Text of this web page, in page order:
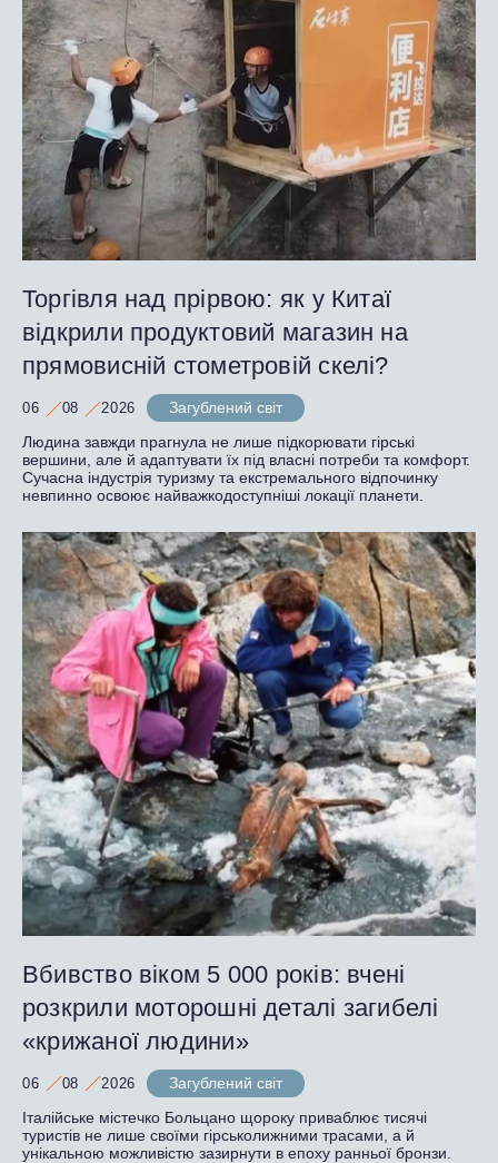
Торгівля над прірвою: як у Китаї
відкрили продуктовий магазин на
прямовисній стометровій скелі?
06 08 2026
Загублений світ
Людина завжди прагнула не лише підкорювати гірські
вершини, але й адаптувати їх під власні потреби та комфорт.
Сучасна індустрія туризму та екстремального відпочинку
невпинно освоює найважкодоступніші локації планети.
Вбивство віком 5 000 років: вчені
розкрили моторошні деталі загибелі
«крижаної людини»
06 08 2026
Загублений світ
Італійське містечко Больцано щороку приваблює тисячі
туристів не лише своїми гірськолижними трасами, а й
унікальною можливістю зазирнути в епоху ранньої бронзи.